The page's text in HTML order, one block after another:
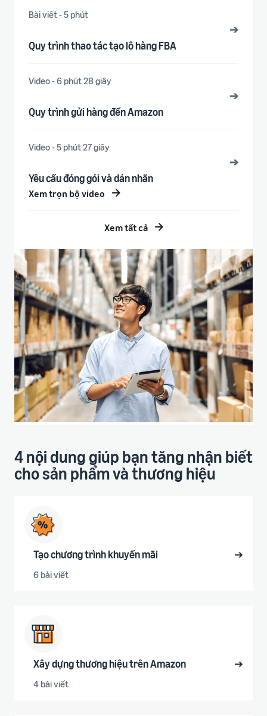
Bài viết - 5 phút
➔
Quy trình thao tác tạo lô hàng FBA
Video - 6 phút 28 giây
➔
Quy trình gửi hàng đến Amazon
Video - 5 phút 27 giây
➔
Yêu cầu đóng gói và dán nhãn
Xem trọn bộ video
Xem tất cả
4 nội dung giúp bạn tăng nhận biết
cho sản phẩm và thương hiệu
Tạo chương trình khuyến mãi
6 bài viết
➔
Xây dựng thương hiệu trên Amazon
4 bài viết
➔